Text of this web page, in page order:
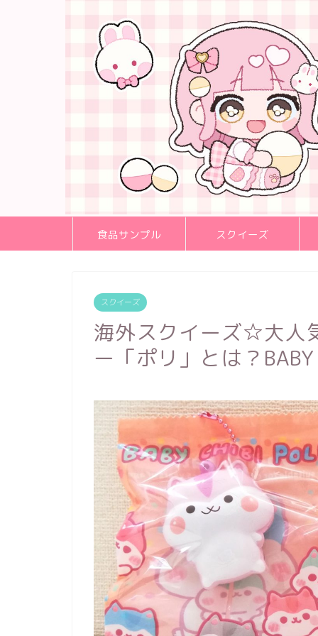
食品サンプル スクイーズ
スクイーズ
海外スクイーズ☆大人
ー「ポリ」とは？